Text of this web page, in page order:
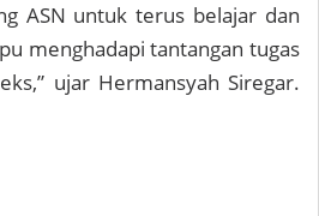
ASN untuk terus belajar dan
menghadapi tantangan tugas
ujar Hermansyah Siregar.